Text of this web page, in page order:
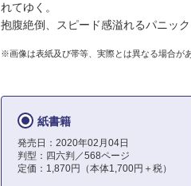
れてゆく。
抱腹絶倒、スピード感溢れるパニック
※画像は表紙及び帯等、実際とは異なる場合があ
紙書籍
発売日：2020年02月04日
判型：四六判／568ページ
定価：1,870円（本体1,700円＋税）